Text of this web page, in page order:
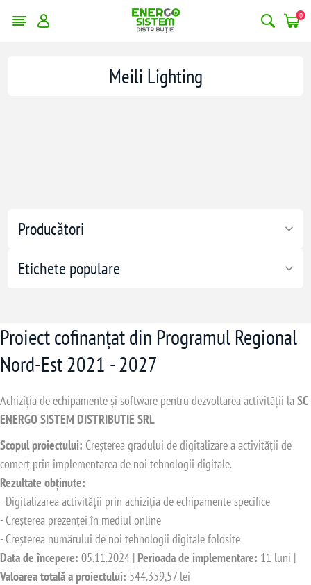
0
Producători
Etichete populare
Meili Lighting
Proiect cofinanțat din Programul Regional
Nord-Est 2021 - 2027
Achiziția de echipamente și software pentru dezvoltarea activității laSC
ENERGO SISTEM DISTRIBUTIE SRL
Scopul proiectului: Creșterea gradului de digitalizare a activității de
comerț prin implementarea de noi tehnologii digitale.
Rezultate obținute:
- Digitalizarea activității prin achiziția de echipamente specifice
- Creșterea prezenței în mediul online
- Creșterea numărului de noi tehnologii digitale folosite
Data de începere: 05.11.2024 | Perioada de implementare: 11 luni |
Valoarea totală a proiectului: 544.359,57 lei